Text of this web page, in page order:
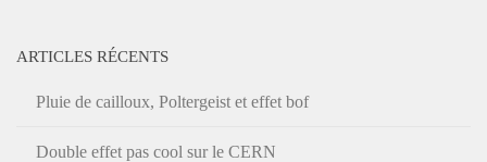
ARTICLES RÉCENTS
Pluie de cailloux, Poltergeist et effet bof
Double effet pas cool sur le CERN